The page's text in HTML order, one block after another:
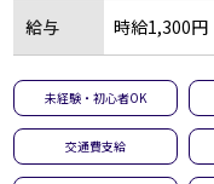
給与 時給1,300円
未経験・初心者OK
交通費支給